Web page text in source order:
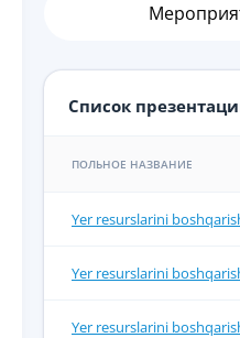
Список
ПОЛЬНОЕ НАЗВАНИЕ
Yer resurslarini
Yer resurslarini
Yer resurslarini